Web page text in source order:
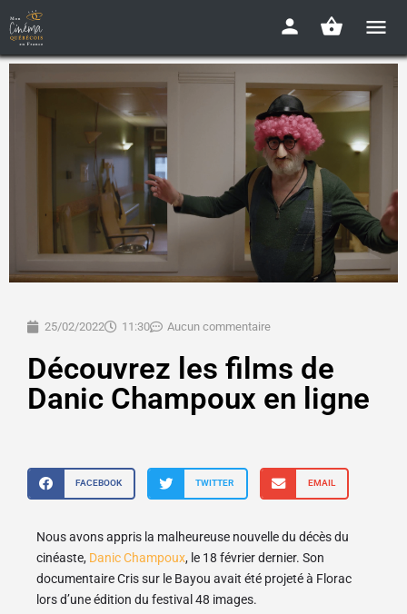
25/02/2022 11:30 Aucun commentaire
Découvrez les films de
Danic Champoux en ligne
FACEBOOK TWITTER EMAIL
Nous avons appris la malheureuse nouvelle du décès du
cinéaste, Danic Champoux, le 18 février dernier. Son
documentaire Cris sur le Bayou avait été projeté à Florac
lors d’une édition du festival 48 images.